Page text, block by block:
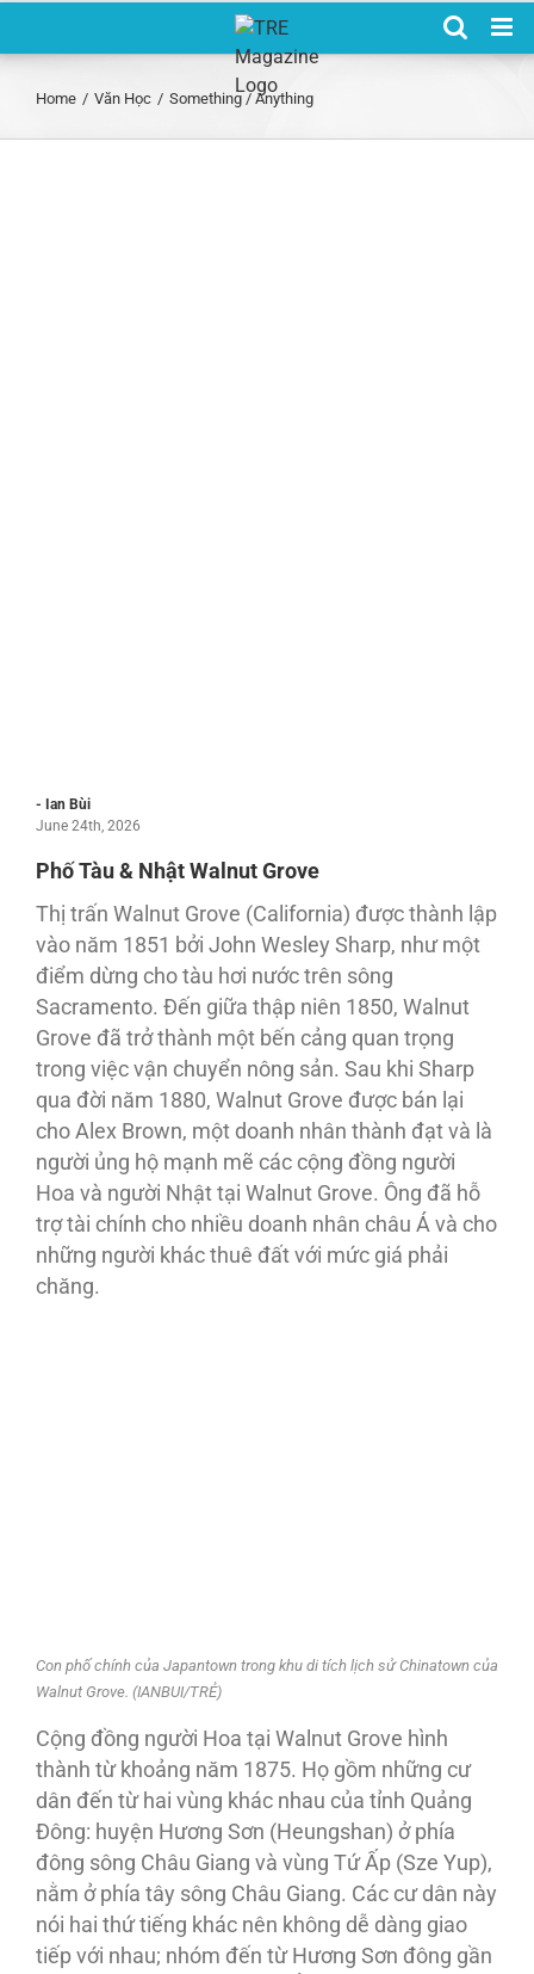
Home / Văn Học / Something / Anything
- Ian Bùi
June 24th, 2026
Phố Tàu & Nhật Walnut Grove
Thị trấn Walnut Grove (California) được thành lập
vào năm 1851 bởi John Wesley Sharp, như một
điểm dừng cho tàu hơi nước trên sông
Sacramento. Đến giữa thập niên 1850, Walnut
Grove đã trở thành một bến cảng quan trọng
trong việc vận chuyển nông sản. Sau khi Sharp
qua đời năm 1880, Walnut Grove được bán lại
cho Alex Brown, một doanh nhân thành đạt và là
người ủng hộ mạnh mẽ các cộng đồng người
Hoa và người Nhật tại Walnut Grove. Ông đã hỗ
trợ tài chính cho nhiều doanh nhân châu Á và cho
những người khác thuê đất với mức giá phải
chăng.
Con phố chính của Japantown trong khu di tích lịch sử Chinatown của
Walnut Grove. (IANBUI/TRẺ)
Cộng đồng người Hoa tại Walnut Grove hình
thành từ khoảng năm 1875. Họ gồm những cư
dân đến từ hai vùng khác nhau của tỉnh Quảng
Đông: huyện Hương Sơn (Heungshan) ở phía
đông sông Châu Giang và vùng Tứ Ấp (Sze Yup),
nằm ở phía tây sông Châu Giang. Các cư dân này
nói hai thứ tiếng khác nên không dễ dàng giao
tiếp với nhau; nhóm đến từ Hương Sơn đông gần